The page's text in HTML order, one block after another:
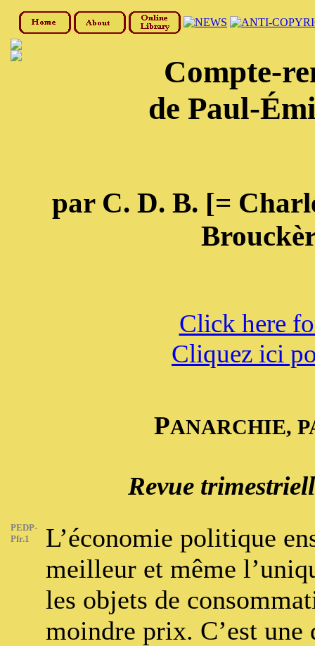
Compte-
de Paul-
par C. D. B. [=
Click here
Cliquez ici
PANARCHIE,
Revue
PEDP-
Pfr.1
L’économie politique
meilleur et même
les objets de
moindre prix. C’est une